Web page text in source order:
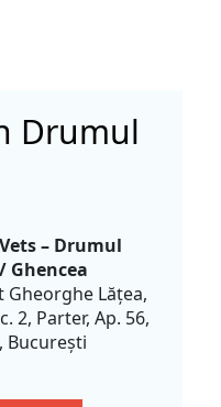
Drumul
– Drumul
Ghencea
Gheorghe Lățea,
2, Parter, Ap. 56,
București